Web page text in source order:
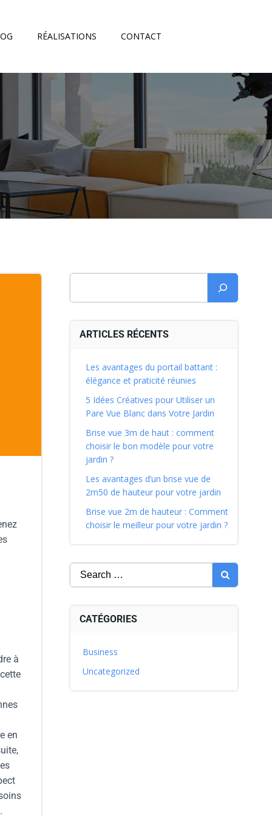
RÉALISATIONS CONTACT
à
en
ARTICLES RÉCENTS
Les avantages du portail battant :
élégance et praticité réunies
5 Idées Créatives pour Utiliser un
Pare Vue Blanc dans Votre Jardin
Brise vue 3m de haut : comment
choisir le bon modèle pour votre
jardin ?
Les avantages d’un brise vue de
2m50 de hauteur pour votre jardin
Brise vue 2m de hauteur : Comment
choisir le meilleur pour votre jardin ?
CATÉGORIES
Business
Uncategorized